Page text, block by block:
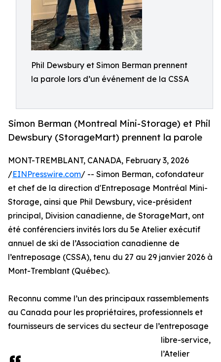
Phil Dewsbury et Simon Berman prennent
la parole lors d’un événement de la CSSA
Simon Berman (Montreal Mini-Storage) et Phil
Dewsbury (StorageMart) prennent la parole
MONT-TREMBLANT, CANADA, February 3, 2026
/EINPresswire.com/ -- Simon Berman, cofondateur
et chef de la direction d'Entreposage Montréal Mini-
Storage, ainsi que Phil Dewsbury, vice-président
principal, Division canadienne, de StorageMart, ont
été conférenciers invités lors du 5e Atelier exécutif
annuel de ski de l’Association canadienne de
l’entreposage (CSSA), tenu du 27 au 29 janvier 2026 à
Mont-Tremblant (Québec).
Reconnu comme l’un des principaux rassemblements
au Canada pour les propriétaires, professionnels et
fournisseurs de services du secteur de l’entreposage
libre-service,
l’Atelier